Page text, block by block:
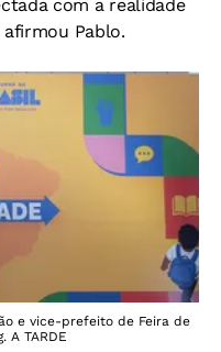
com a realidade
afirmou Pablo.
e vice-prefeito de Feira de
A TARDE